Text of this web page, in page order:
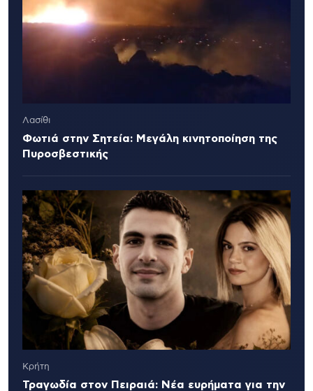
Λασίθι
Φωτιά στην Σητεία: Μεγάλη κινητοποίηση της
Πυροσβεστικής
Κρήτη
Τραγωδία στον Πειραιά: Νέα ευρήματα για την